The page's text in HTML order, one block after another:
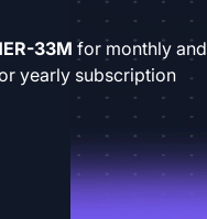
33M for monthly and
yearly subscription